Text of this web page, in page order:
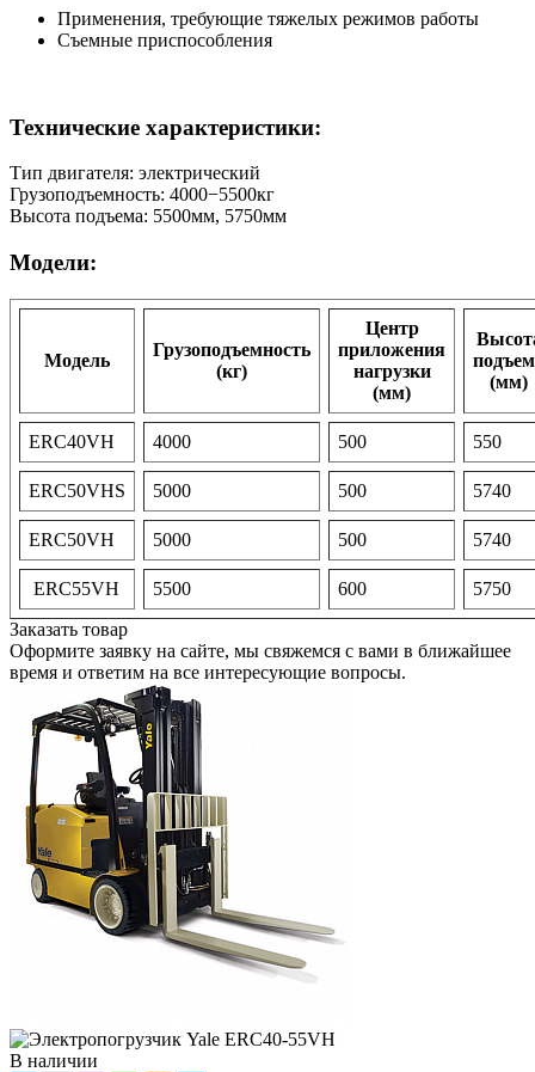
Применения, требующие тяжелых режимов работы
Съемные приспособления
Технические характеристики:
Тип двигателя: электрический
Грузоподъемность: 4000−5500кг
Высота подъема: 5500мм, 5750мм
Модели:
Модель
Грузоподъемность
(кг)
Центр
приложения
нагрузки
(мм)
(мм)
ERC40VH 4000 500 550
ERC50VHS 5000 500 5740
ERC50VH 5000 500 5740
ERC55VH 5500 600
5750
Заказать товар
Оформите заявку на сайте, мы свяжемся с вами в ближайшее
время и ответим на все интересующие вопросы.
В наличии